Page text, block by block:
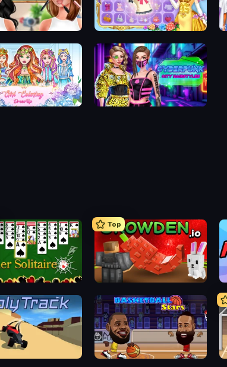
Makeover Anime Princess Dress Up
Dress Up Cyberpunk City Hairstyles
Top
Grow A Garden | Growden.io
Basketball Stars